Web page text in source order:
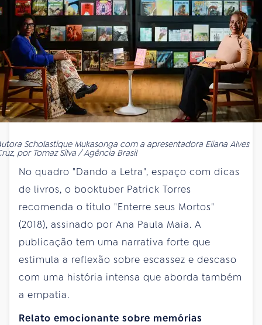
Scholastique Mukasonga com a apresentadora Eliana Alves
por Tomaz Silva / Agência Brasil
No quadro "Dando a Letra", espaço com dicas
de livros, o booktuber Patrick Torres
recomenda o título "Enterre seus Mortos"
(2018), assinado por Ana Paula Maia. A
publicação tem uma narrativa forte que
estimula a reflexão sobre escassez e descaso
com uma história intensa que aborda também
a empatia.
Relato emocionante sobre memórias